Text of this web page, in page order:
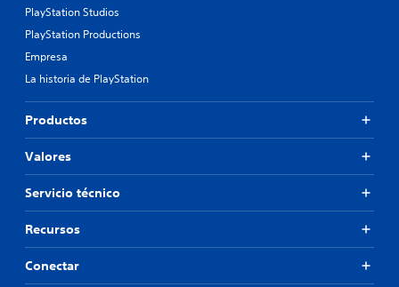
PlayStation Studios
PlayStation Productions
Empresa
La historia de PlayStation
Productos
Valores
Servicio técnico
Recursos
Conectar